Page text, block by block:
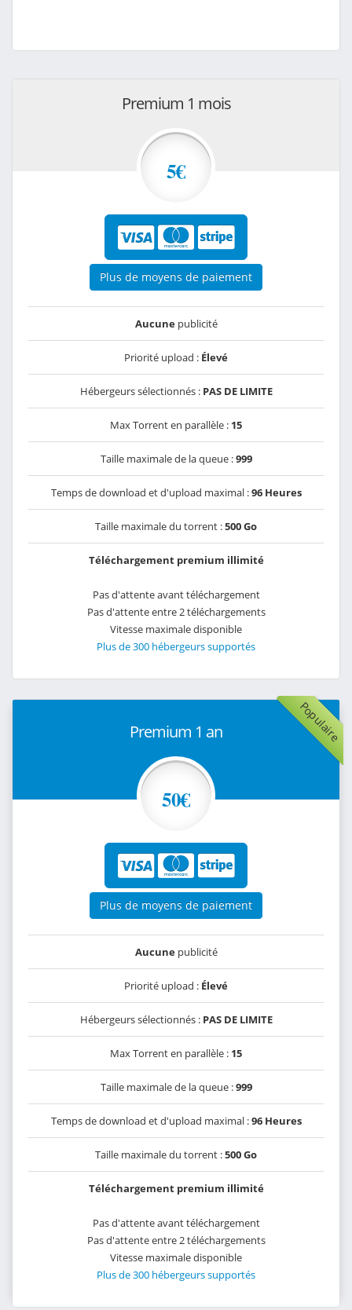
Premium 1 mois
5€
Plus de moyens de paiement
Aucunepublicité
Priorité upload : Élevé
Hébergeurs sélectionnés : PAS DE LIMITE
Max Torrent en parallèle : 15
Taille maximale de la queue :999
Temps de download et d'upload maximal :96 Heures
Taille maximale du torrent :500 Go
Téléchargement premium illimité
Pas d'attente avant téléchargement
Pas d'attente entre 2 téléchargements
Vitesse maximale disponible
Plus de 300 hébergeurs supportés
Populaire
Premium 1 an
50€
Plus de moyens de paiement
Aucunepublicité
Priorité upload : Élevé
Hébergeurs sélectionnés : PAS DE LIMITE
Max Torrent en parallèle : 15
Taille maximale de la queue :999
Temps de download et d'upload maximal :96 Heures
Taille maximale du torrent :500 Go
Téléchargement premium illimité
Pas d'attente avant téléchargement
Pas d'attente entre 2 téléchargements
Vitesse maximale disponible
Plus de 300 hébergeurs supportés